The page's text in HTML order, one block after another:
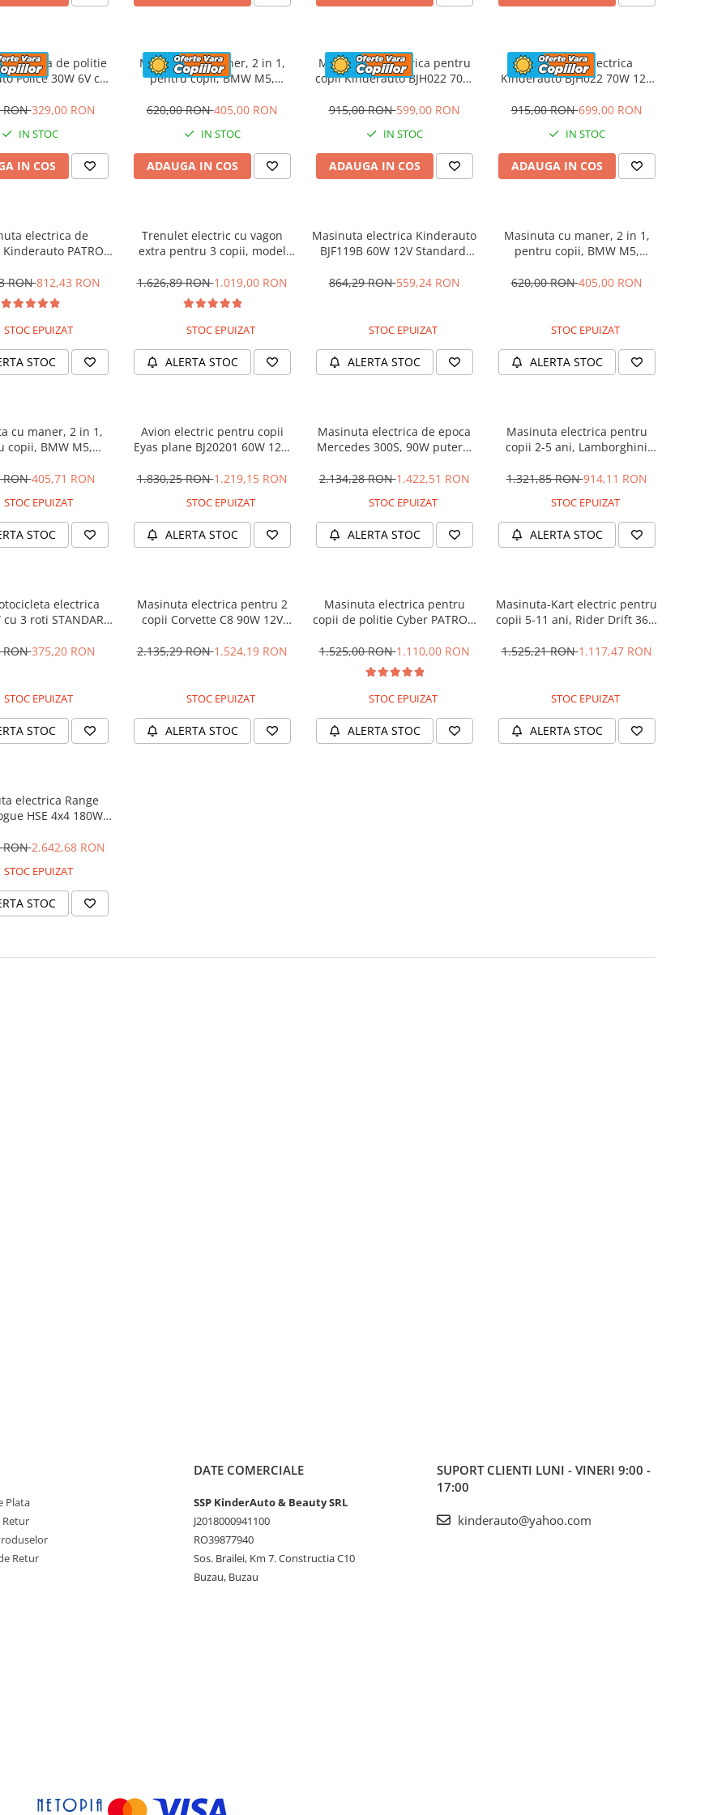
electrica de politie
Police 30W 6V cu
culoare Rosu
RON329,00 RON
IN STOC
IN COS
Masinuta cu maner, 2 in 1,
pentru copii, BMW M5,
620,00 RON405,00 RON
IN STOC
ADAUGA IN COS
Motocicleta electrica pentru
copii Kinderauto BJH022 70W
915,00 RON599,00 RON
IN STOC
ADAUGA IN COS
Motocicleta electrica
Kinderauto BJH022 70W 12V
culoare Rosie
915,00 RON699,00 RON
IN STOC
ADAUGA IN COS
electrica de
PATROL
RON812,43 RON
STOC EPUIZAT
STOC
Trenulet electric cu vagon
extra pentru 3 copii, model
music player, albastru
1.626,89 RON1.019,00 RON
STOC EPUIZAT
ALERTA STOC
Masinuta electrica Kinderauto
BJF119B 60W 12V Standard,
864,29 RON559,24 RON
STOC EPUIZAT
ALERTA STOC
Masinuta cu maner, 2 in 1,
pentru copii, BMW M5,
620,00 RON405,00 RON
STOC EPUIZAT
ALERTA STOC
cu maner, 2 in 1,
copii, BMW M5,
RON405,71 RON
STOC EPUIZAT
STOC
Avion electric pentru copii
Eyas plane BJ20201 60W 12V,
1.830,25 RON1.219,15 RON
STOC EPUIZAT
ALERTA STOC
Masinuta electrica de epoca
Mercedes 300S, 90W putere,
2.134,28 RON1.422,51 RON
STOC EPUIZAT
ALERTA STOC
Masinuta electrica pentru
copii 2-5 ani, Lamborghini
12V, galbena
1.321,85 RON914,11 RON
STOC EPUIZAT
ALERTA STOC
electrica
cu 3 roti STANDARD
RON375,20 RON
STOC EPUIZAT
STOC
Masinuta electrica pentru 2
copii Corvette C8 90W 12V
2.135,29 RON1.524,19 RON
STOC EPUIZAT
ALERTA STOC
Masinuta electrica pentru
copii de politie Cyber PATROL,
90W, 12V, Black & White
1.525,00 RON1.110,00 RON
STOC EPUIZAT
ALERTA STOC
Masinuta-Kart electric pentru
copii 5-11 ani, Rider Drift 360,
1.525,21 RON1.117,47 RON
STOC EPUIZAT
ALERTA STOC
electrica Range
HSE 4x4 180W
RON2.642,68 RON
STOC EPUIZAT
STOC
Plata
Retur
Retur
DATE COMERCIALE
SSP KinderAuto & Beauty SRL
J2018000941100
RO39877940
Sos. Brailei, Km 7. Constructia C10
Buzau, Buzau
SUPORT CLIENTI LUNI - VINERI 9:00 -
17:00
kinderauto@yahoo.com